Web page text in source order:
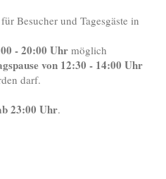
Besucher und Tagesgäste in
- 20:00 Uhr möglich
von 12:30 - 14:00 Uhr
darf.
23:00 Uhr.